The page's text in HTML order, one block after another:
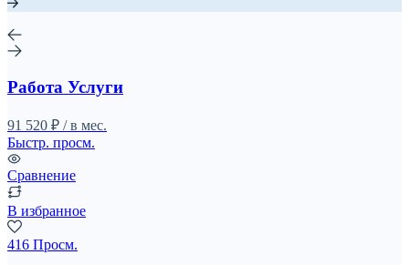
Работа Услуги
91 520 ₽ / в мес.
Быстр. просм.
Сравнение
В избранное
416 Просм.